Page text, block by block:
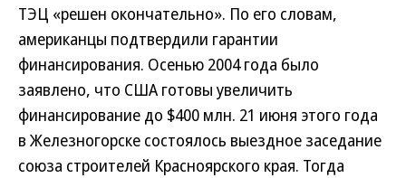
ТЭЦ «решен окончательно». По его словам,
американцы подтвердили гарантии
финансирования. Осенью 2004 года было
заявлено, что США готовы увеличить
финансирование до $400 млн. 21 июня этого года
в Железногорске состоялось выездное заседание
союза строителей Красноярского края. Тогда